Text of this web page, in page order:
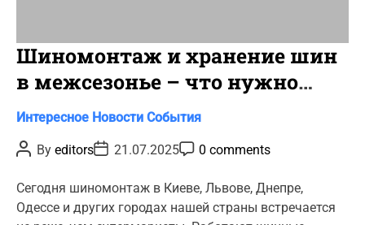
Шиномонтаж и хранение шин
в межсезонье – что нужно
знать
C
t
g
o
Интересное Новости События
P
o
t
A
u
By editorsP
o
t
D
a
21.07.2025P
o
t
o
0 comments
Сегодня шиномонтаж в Киеве, Львове, Днепре,
Одессе и других городах нашей страны встречается